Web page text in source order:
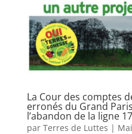
La Cour des comptes
erronés du Grand
l’abandon de la ligne
par Terres de Luttes |